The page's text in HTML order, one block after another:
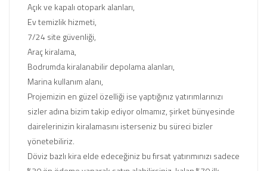
Açık ve kapalı otopark alanları,
Ev temizlik hizmeti,
7/24 site güvenliği,
Araç kiralama,
Bodrumda kiralanabilir depolama alanları,
Marina kullanım alanı,
Projemizin en güzel özelliği ise yaptığınız yatırımlarınızı
sizler adına bizim takip ediyor olmamız, şirket bünyesinde
dairelerinizin kiralamasını isterseniz bu süreci bizler
yönetebiliriz.
Döviz bazlı kira elde edeceğiniz bu fırsat yatırımınızı sadece